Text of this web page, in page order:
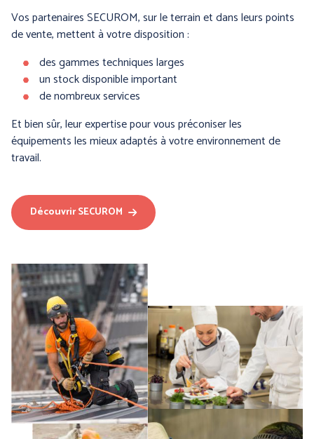
ANTICHUTE HYGIENE
ERGONOMIE et AIDE AU
TRAVAIL
PRÉVENTION et
SECOURS
Vos partenaires SECUROM, sur le terrain et dans leurs points
de vente, mettent à votre disposition :
des gammes techniques larges
un stock disponible important
de nombreux services
Et bien sûr, leur expertise pour vous préconiser les
équipements les mieux adaptés à votre environnement de
travail.
Découvrir SECUROM